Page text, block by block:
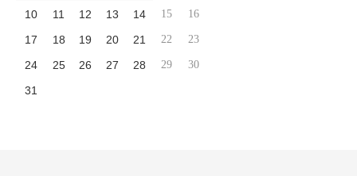
10 11 12 13 14 15 16
17 18 19 20 21 22 23
24 25 26 27 28 29 30
31